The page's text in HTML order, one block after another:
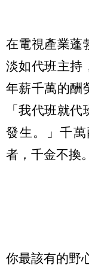
在電視產業蓬
淡如代班主持
年薪千萬的酬
「我代班就
發生。」千
者，千金不換。
你最該有的野